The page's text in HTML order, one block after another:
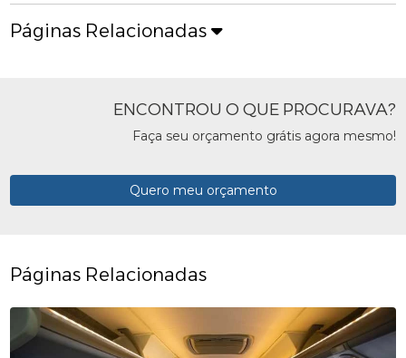
Páginas Relacionadas
ENCONTROU O QUE PROCURAVA?
Faça seu orçamento grátis agora mesmo!
Quero meu orçamento
Páginas Relacionadas